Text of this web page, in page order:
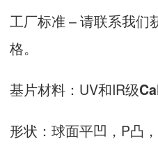
工厂标准 – 请联系我们
格。
基片材料：UV和IR级
形状：球面平凹，P凸